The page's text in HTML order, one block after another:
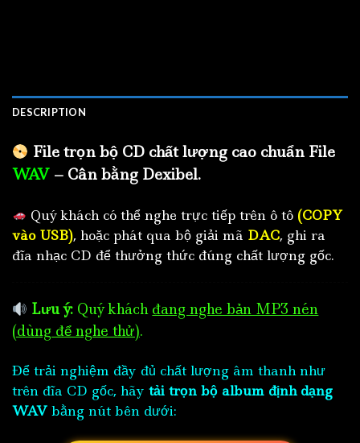
DESCRIPTION
File trọn bộ CD chất lượng cao chuẩn File
WAV – Cân bằng Dexibel.
Quý khách có thể nghe trực tiếp trên ô tô (COPY
vào USB), hoặc phát qua bộ giải mã DAC, ghi ra
đĩa nhạc CD để thưởng thức đúng chất lượng gốc.
Lưu ý: Quý khách đang nghe bản MP3 nén
(dùng để nghe thử).
Để trải nghiệm đầy đủ chất lượng âm thanh như
trên đĩa CD gốc, hãy tải trọn bộ album định dạng
WAV bằng nút bên dưới: